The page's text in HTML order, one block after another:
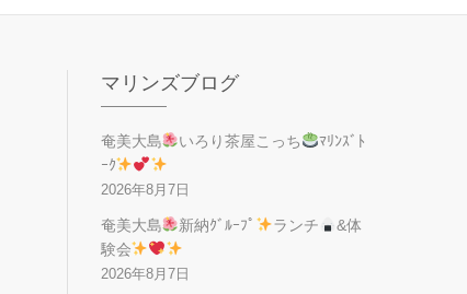
日
マリンズブログ
奄美大島 いろり茶屋こっち
ﾏﾘﾝｽﾞﾄ
ｰｸ
2026年8月7日
奄美大島 新納ｸﾞﾙｰﾌﾟ ランチ
&体
験会
2026年8月7日